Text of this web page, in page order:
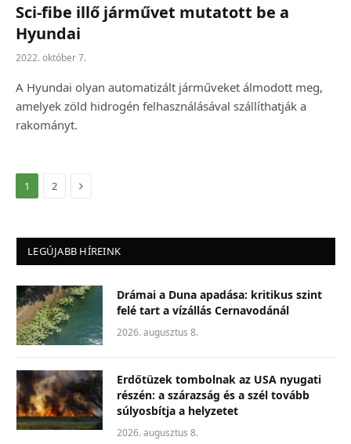
Sci-fibe illő járművet mutatott be a
Hyundai
2022. október 7.
A Hyundai olyan automatizált járműveket álmodott meg,
amelyek zöld hidrogén felhasználásával szállíthatják a
rakományt.
1 2 Következő
LEGÚJABB HÍREINK
Drámai a Duna apadása: kritikus szint
felé tart a vízállás Cernavodánál
2026. augusztus 8.
Erdőtüzek tombolnak az USA nyugati
részén: a szárazság és a szél tovább
súlyosbítja a helyzetet
2026. augusztus 8.